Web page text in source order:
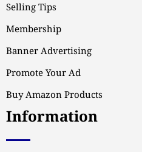
Selling Tips
Membership
Banner Advertising
Promote Your Ad
Buy Amazon Products
Information